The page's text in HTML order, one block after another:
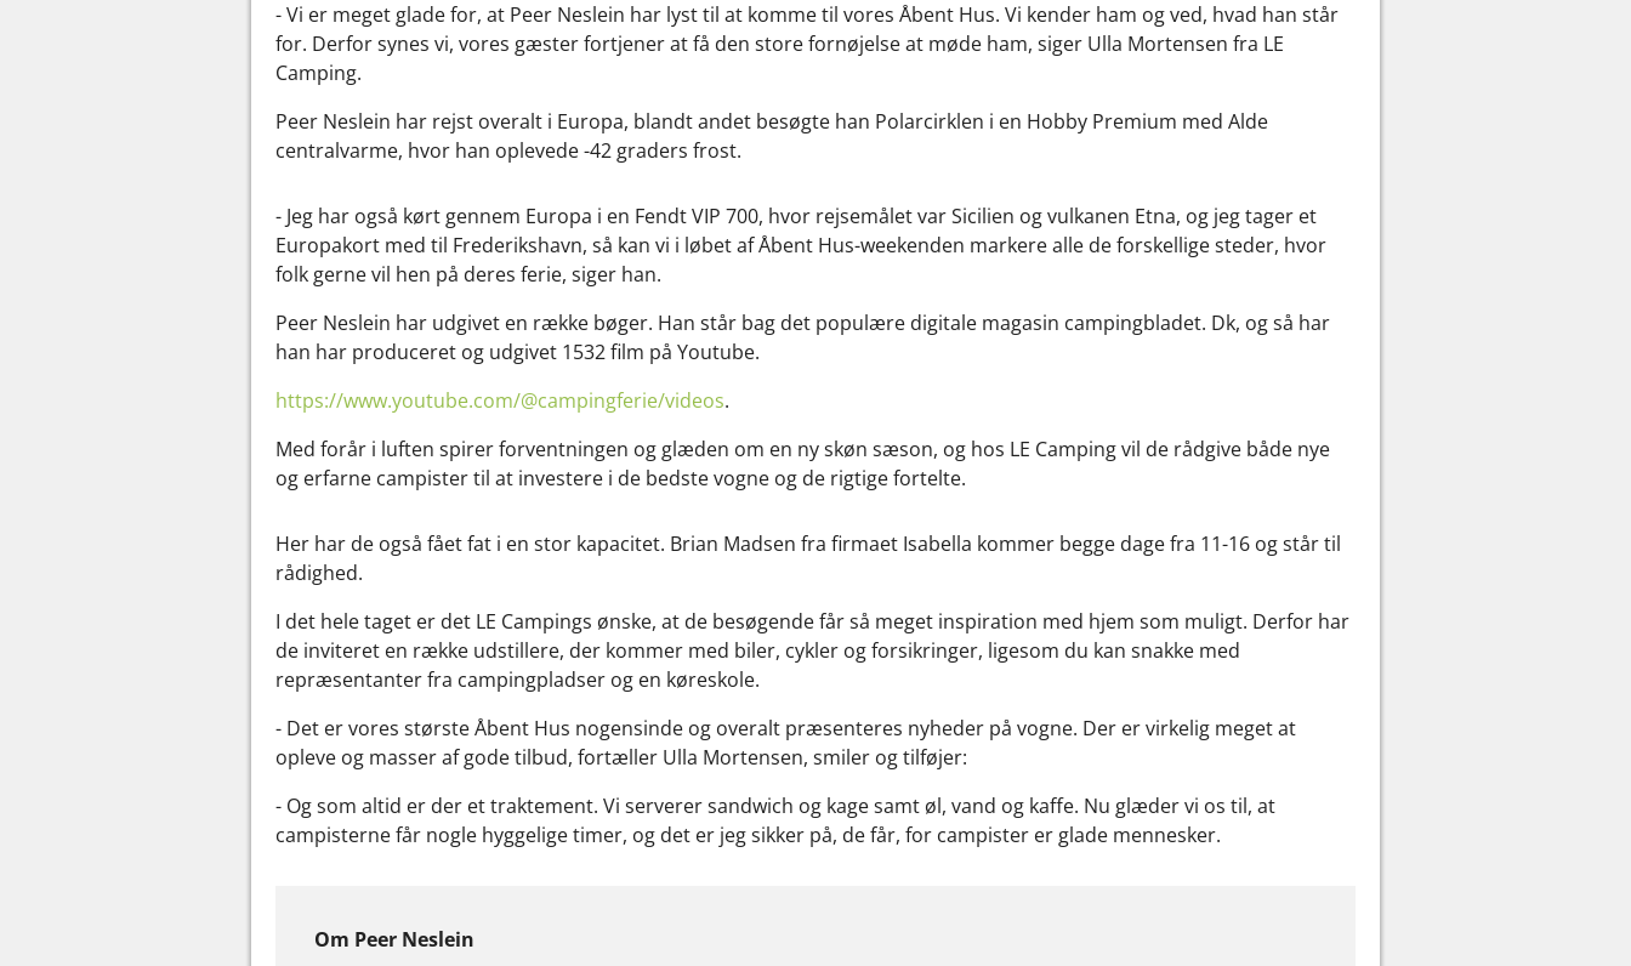
- Vi er meget glade for, at Peer Neslein har lyst til at komme til vores Åbent Hus. Vi kender ham og ved, hvad han står
for. Derfor synes vi, vores gæster fortjener at få den store fornøjelse at møde ham, siger Ulla Mortensen fra LE
Camping.
Peer Neslein har rejst overalt i Europa, blandt andet besøgte han Polarcirklen i en Hobby Premium med Alde
centralvarme, hvor han oplevede -42 graders frost.
- Jeg har også kørt gennem Europa i en Fendt VIP 700, hvor rejsemålet var Sicilien og vulkanen Etna, og jeg tager et
Europakort med til Frederikshavn, så kan vi i løbet af Åbent Hus-weekenden markere alle de forskellige steder, hvor
folk gerne vil hen på deres ferie, siger han.
Peer Neslein har udgivet en række bøger. Han står bag det populære digitale magasin campingbladet. Dk, og så har
han har produceret og udgivet 1532 film på Youtube.
https://www.youtube.com/@campingferie/videos.
Med forår i luften spirer forventningen og glæden om en ny skøn sæson, og hos LE Camping vil de rådgive både nye
og erfarne campister til at investere i de bedste vogne og de rigtige fortelte.
Her har de også fået fat i en stor kapacitet. Brian Madsen fra firmaet Isabella kommer begge dage fra 11-16 og står til
rådighed.
I det hele taget er det LE Campings ønske, at de besøgende får så meget inspiration med hjem som muligt. Derfor har
de inviteret en række udstillere, der kommer med biler, cykler og forsikringer, ligesom du kan snakke med
repræsentanter fra campingpladser og en køreskole.
- Det er vores største Åbent Hus nogensinde og overalt præsenteres nyheder på vogne. Der er virkelig meget at
opleve og masser af gode tilbud, fortæller Ulla Mortensen, smiler og tilføjer:
- Og som altid er der et traktement. Vi serverer sandwich og kage samt øl, vand og kaffe. Nu glæder vi os til, at
campisterne får nogle hyggelige timer, og det er jeg sikker på, de får, for campister er glade mennesker.
Om Peer Neslein